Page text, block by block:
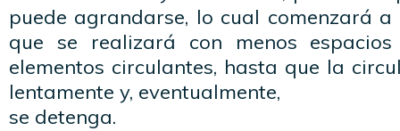
puede agrandarse, lo cual comenzará
que se realizará con menos
elementos circulantes, hasta que la
lentamente y, eventualmente,
se detenga.